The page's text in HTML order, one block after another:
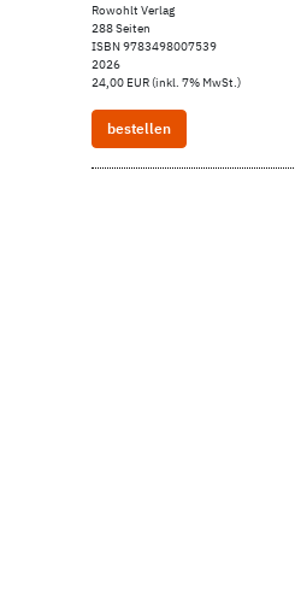
Rowohlt Verlag
288 Seiten
ISBN 9783498007539
2026
24,00 EUR (inkl. 7% MwSt.)
bestellen